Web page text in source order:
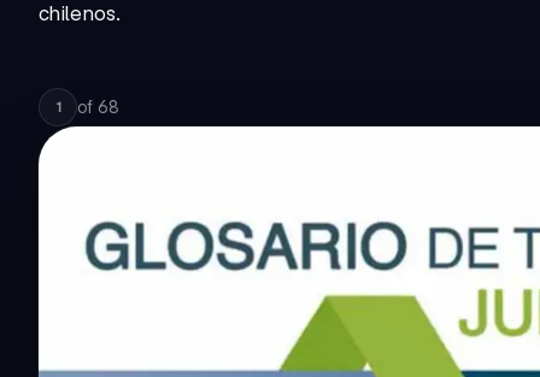
chilenos.
1 of 68